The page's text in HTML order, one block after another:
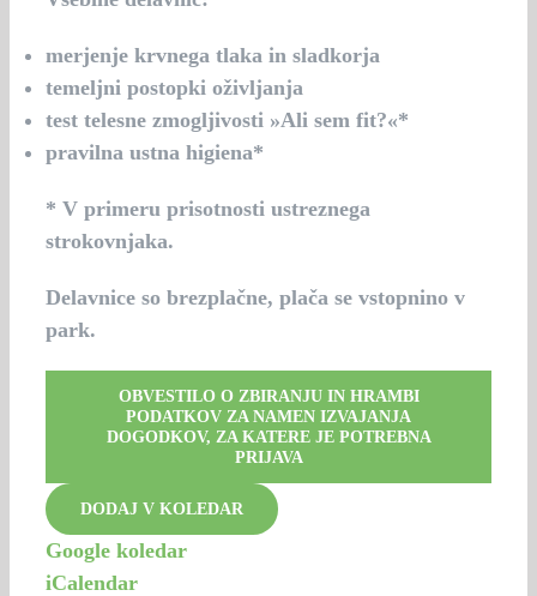
merjenje krvnega tlaka in sladkorja
temeljni postopki oživljanja
test telesne zmogljivosti »Ali sem fit?«*
pravilna ustna higiena*
* V primeru prisotnosti ustreznega
strokovnjaka.
Delavnice so brezplačne, plača se vstopnino v
park.
OBVESTILO O ZBIRANJU IN HRAMBI
PODATKOV ZA NAMEN IZVAJANJA
DOGODKOV, ZA KATERE JE POTREBNA
PRIJAVA
DODAJ V KOLEDAR
Google koledar
iCalendar